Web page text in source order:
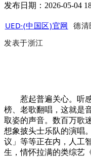
发布日期：2026-05-04
UED·(中国区)官网 德清
发表于浙江
惹起普遍关心。听感
榜、老歌翻唱，这就是
取姿的声音。数百万歌
想象披头士乐队的演唱
议」等等正在内，人工
生，情怀拉满的类综艺